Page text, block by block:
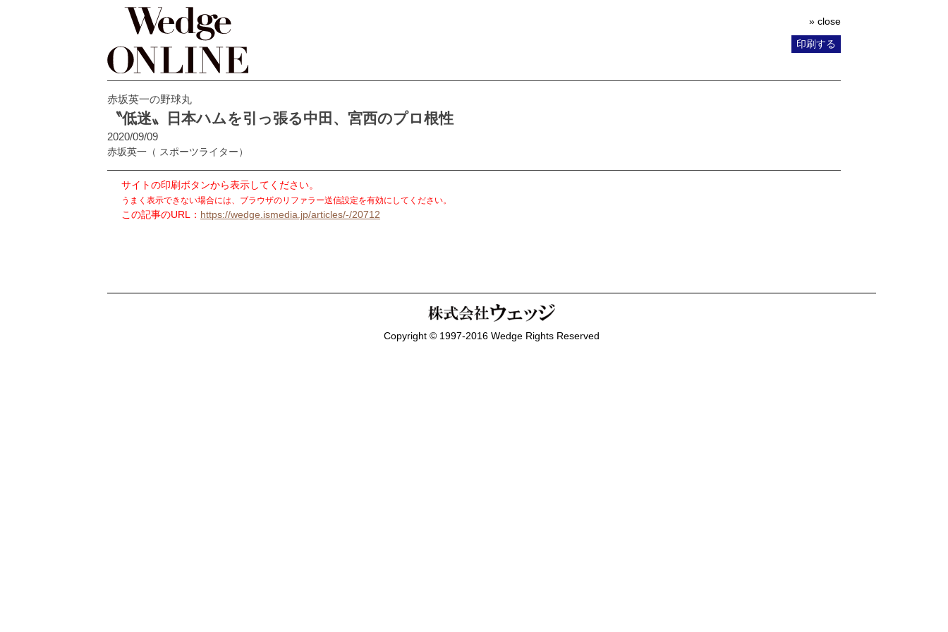
» close
印刷する
赤坂英一の野球丸
〝低迷〟日本ハムを引っ張る中田、宮西のプロ根性
2020/09/09
赤坂英一 （ スポーツライター）
サイトの印刷ボタンから表示してください。
うまく表示できない場合には、ブラウザのリファラー送信設定を有効にしてください。
この記事のURL： https://wedge.ismedia.jp/articles/-/20712
Copyright © 1997-2016 Wedge Rights Reserved